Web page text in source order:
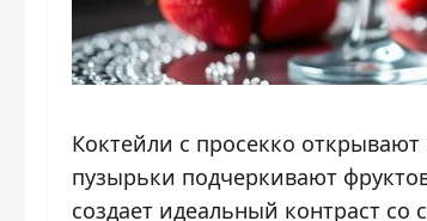
Коктейли с просекко
пузырьки подчеркивают
создает идеальный контраст